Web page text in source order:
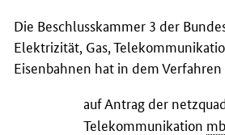
Die Beschlusskammer 3 der
Elektrizität, Gas,
Eisenbahnen hat in dem Verfahren
auf Antrag der
Telekommunikation